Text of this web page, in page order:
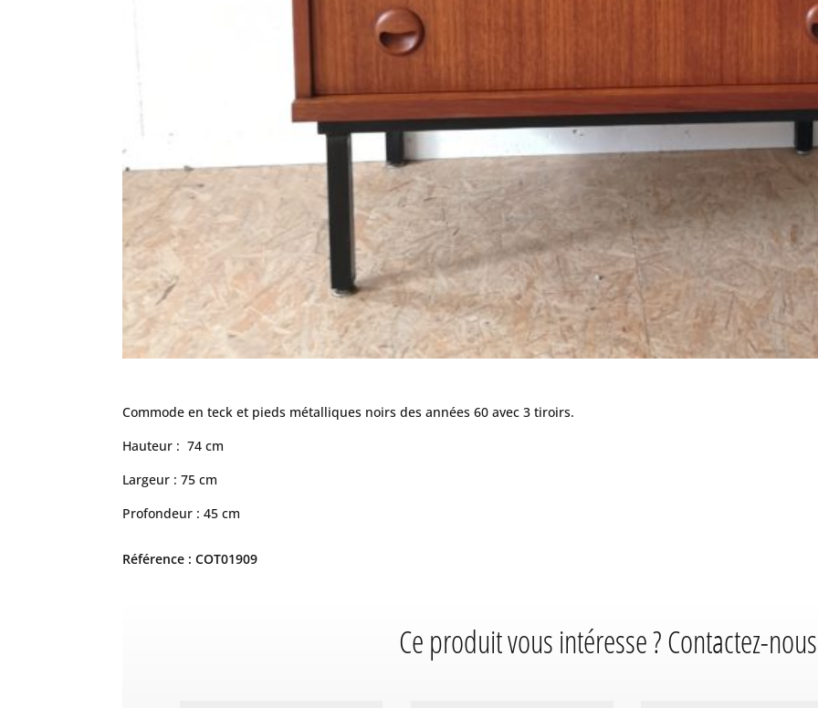
Commode en teck et pieds métalliques noirs des années 60 avec 3 tiroirs.
Hauteur : 74 cm
Largeur : 75 cm
Profondeur : 45 cm
Référence : COT01909
Ce produit vous intéresse ? Contactez-